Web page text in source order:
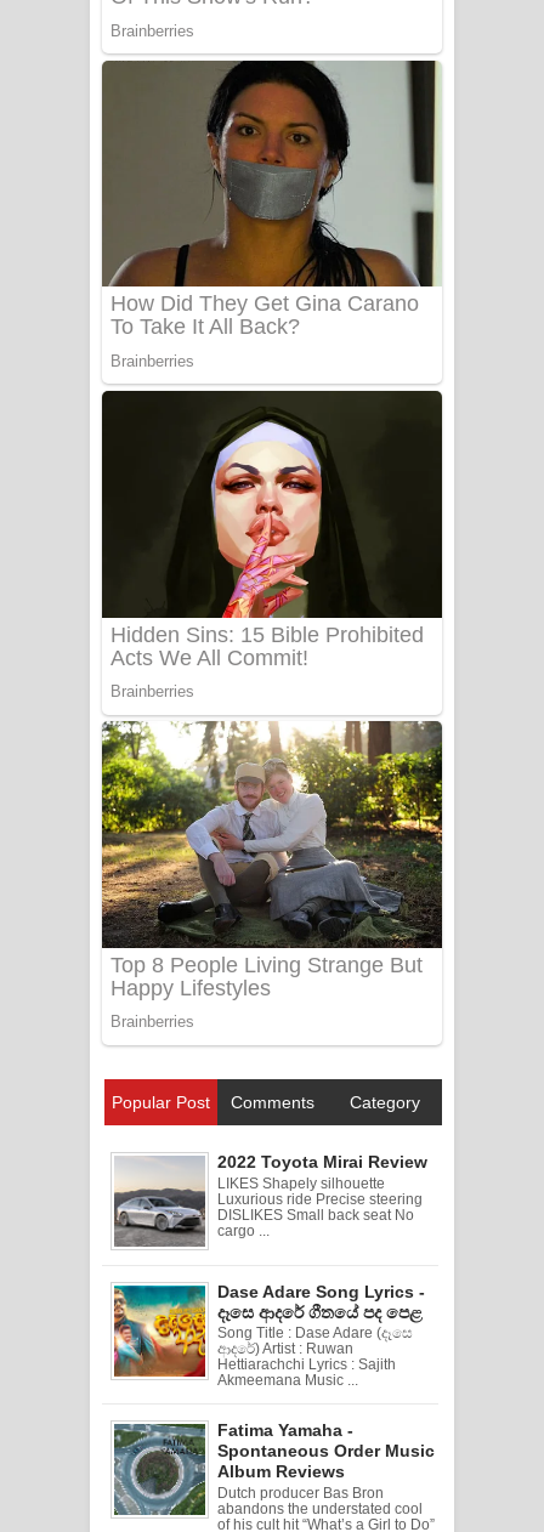
Popular Post Comments Category
2022 Toyota Mirai Review
LIKES Shapely silhouette
Luxurious ride Precise steering
DISLIKES Small back seat No
cargo ...
Dase Adare Song Lyrics -
දෑසෙ ආදරේ ගීතයේ පද පෙළ
Song Title : Dase Adare (දෑසෙ
ආදරේ) Artist : Ruwan
Hettiarachchi Lyrics : Sajith
Akmeemana Music ...
Fatima Yamaha -
Spontaneous Order Music
Album Reviews
Dutch producer Bas Bron
abandons the understated cool
of his cult hit “What’s a Girl to Do”